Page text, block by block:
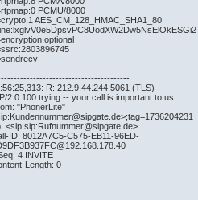
PCMU/8000
AES_CM_128_HMAC_SHA1_80
R: 212.9.44.244:5061 (TLS)
2.0 100 trying -- your call is important to us
"PhonerLite"
<sip:sip:Rufnummer@sipgate.de>
ID: 8012A7C5-C575-EB11-96ED-
4 INVITE
Length: 0